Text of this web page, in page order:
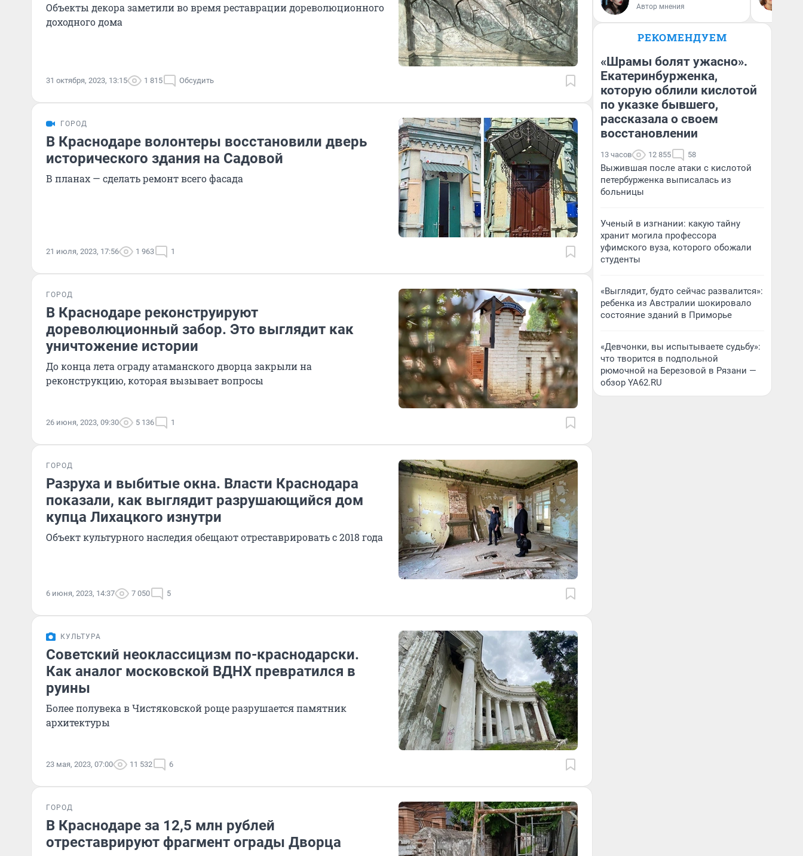
Объекты декора заметили во время реставрации дореволюционного
доходного дома
31 октября, 2023, 13:15 1 815 Обсудить
ГОРОД
В Краснодаре волонтеры восстановили дверь
исторического здания на Садовой
В планах — сделать ремонт всего фасада
21 июля, 2023, 17:56 1 963 1
ГОРОД
В Краснодаре реконструируют
дореволюционный забор. Это выглядит как
уничтожение истории
До конца лета ограду атаманского дворца закрыли на
реконструкцию, которая вызывает вопросы
26 июня, 2023, 09:30 5 136 1
ГОРОД
Разруха и выбитые окна. Власти Краснодара
показали, как выглядит разрушающийся дом
купца Лихацкого изнутри
Объект культурного наследия обещают отреставрировать с 2018 года
6 июня, 2023, 14:37 7 050 5
КУЛЬТУРА
Советский неоклассицизм по-краснодарски.
Как аналог московской ВДНХ превратился в
руины
Более полувека в Чистяковской роще разрушается памятник
архитектуры
23 мая, 2023, 07:00 11 532 6
ГОРОД
В Краснодаре за 12,5 млн рублей
отреставрируют фрагмент ограды Дворца
Автор мнения
РЕКОМЕНДУЕМ
«Шрамы болят ужасно».
Екатеринбурженка,
которую облили кислотой
по указке бывшего,
рассказала о своем
восстановлении
13 часов 12 855 58
Выжившая после атаки с кислотой
петербурженка выписалась из
больницы
Ученый в изгнании: какую тайну
хранит могила профессора
уфимского вуза, которого обожали
студенты
«Выглядит, будто сейчас развалится»:
ребенка из Австралии шокировало
состояние зданий в Приморье
«Девчонки, вы испытываете судьбу»:
что творится в подпольной
рюмочной на Березовой в Рязани —
обзор YA62.RU